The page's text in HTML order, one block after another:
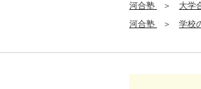
河合塾
大学
河合塾
学校